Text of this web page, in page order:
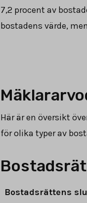
7,2 procent av
bostadens värde,
Här är en översikt
för olika typer av
Bostadsrättens